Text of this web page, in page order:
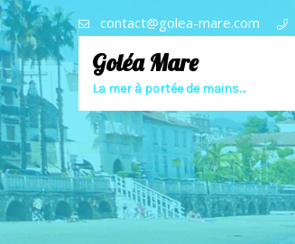
contact@golea-mare.com
Goléa Mare
La mer à portée de mains…